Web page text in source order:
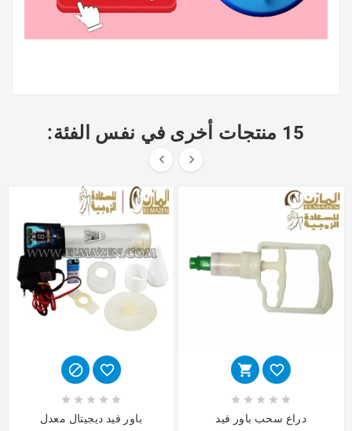
15 منتجات أخرى في نفس الفئة:
 
 
    
باور فيد ديجيتال معدل
 
    
دراع سحب باور فيد